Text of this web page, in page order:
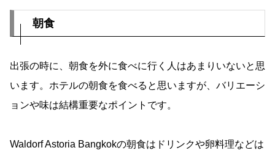
朝食
出張の時に、朝食を外に食べに行く人はあまりいないと思
います。ホテルの朝食を食べると思いますが、バリエーシ
ョンや味は結構重要なポイントです。
Waldorf Astoria Bangkokの朝食はドリンクや卵料理などは